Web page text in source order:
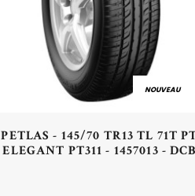
NOUVEAU
PETLAS - 145/70 TR13 TL 71T
ELEGANT PT311 - 1457013 - DCB